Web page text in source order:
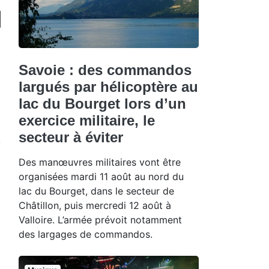
Savoie : des commandos
largués par hélicoptère au
lac du Bourget lors d’un
exercice militaire, le
secteur à éviter
Des manœuvres militaires vont être
organisées mardi 11 août au nord du
lac du Bourget, dans le secteur de
Châtillon, puis mercredi 12 août à
Valloire. L’armée prévoit notamment
des largages de commandos.